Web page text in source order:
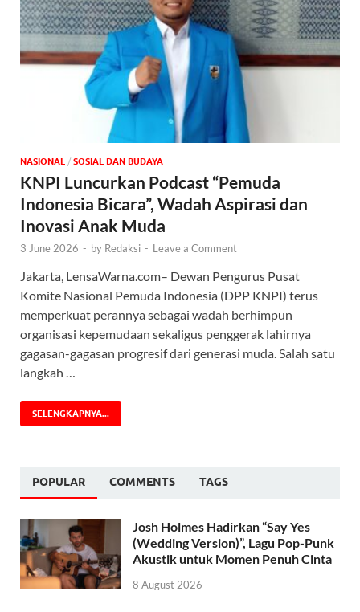
NASIONAL / SOSIAL DAN BUDAYA
KNPI Luncurkan Podcast “Pemuda
Indonesia Bicara”, Wadah Aspirasi dan
Inovasi Anak Muda
3 June 2026 - by Redaksi - Leave a Comment
Jakarta, LensaWarna.com– Dewan Pengurus Pusat
Komite Nasional Pemuda Indonesia (DPP KNPI) terus
memperkuat perannya sebagai wadah berhimpun
organisasi kepemudaan sekaligus penggerak lahirnya
gagasan-gagasan progresif dari generasi muda. Salah satu
langkah …
SELENGKAPNYA...
POPULAR COMMENTS TAGS
Josh Holmes Hadirkan “Say Yes
(Wedding Version)”, Lagu Pop-Punk
Akustik untuk Momen Penuh Cinta
8 August 2026